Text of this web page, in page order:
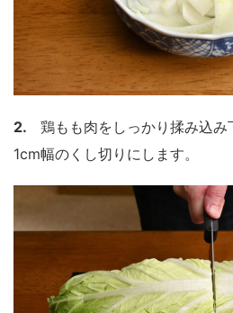
2. 鶏もも肉をしっかり揉み込
1cm幅のくし切りにします。